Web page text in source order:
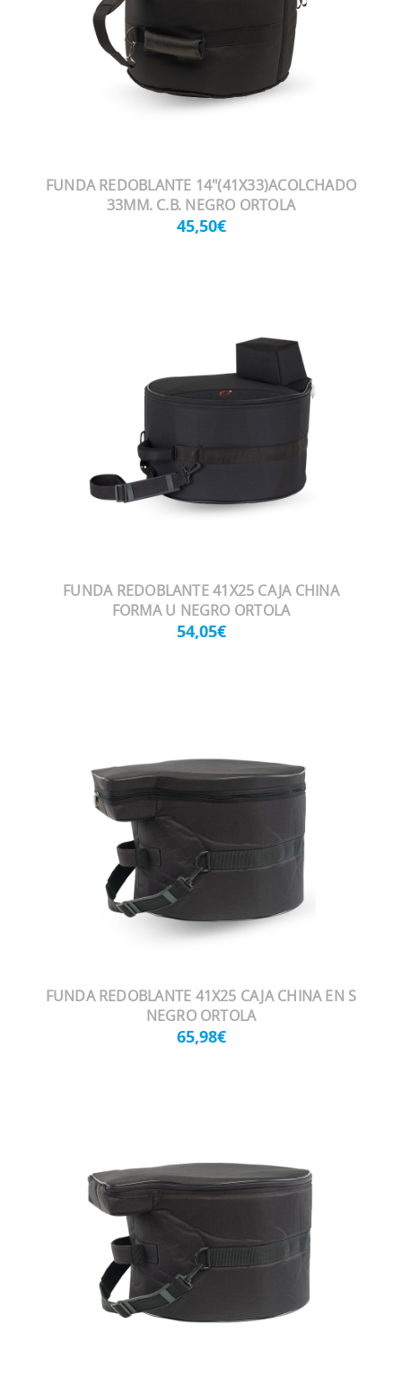
FUNDA REDOBLANTE 14"(41X33)ACOLCHADO
33MM. C.B. NEGRO ORTOLA
45,50€
FUNDA REDOBLANTE 41X25 CAJA CHINA
FORMA U NEGRO ORTOLA
54,05€
FUNDA REDOBLANTE 41X25 CAJA CHINA EN S
NEGRO ORTOLA
65,98€